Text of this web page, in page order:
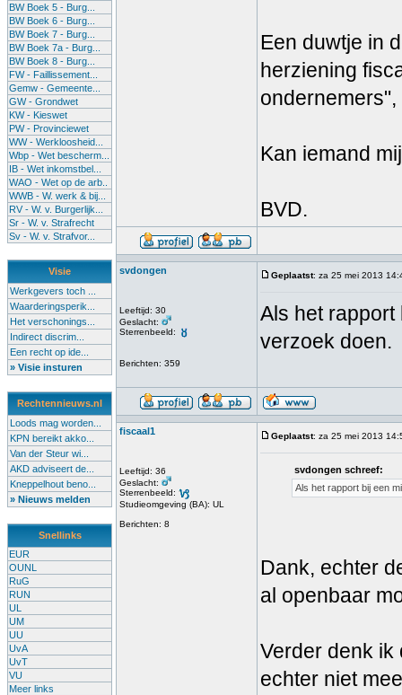
BW Boek 5 - Burg...
BW Boek 6 - Burg...
BW Boek 7 - Burg...
BW Boek 7a - Burg...
BW Boek 8 - Burg...
FW - Faillissement...
Gemw - Gemeente...
GW - Grondwet
KW - Kieswet
PW - Provinciewet
WW - Werkloosheid...
Wbp - Wet bescherm...
IB - Wet inkomstbel...
WAO - Wet op de arb..
WWB - W. werk & bij...
RV - W. v. Burgerlijk...
Sr - W. v. Strafrecht
Sv - W. v. Strafvor...
Visie
Werkgevers toch ...
Waarderingsperik...
Het verschonings...
Indirect discrim...
Een recht op ide...
» Visie insturen
Rechtennieuws.nl
Loods mag worden...
KPN bereikt akko...
Van der Steur wi...
AKD adviseert de...
Kneppelhout beno...
» Nieuws melden
Snellinks
EUR
OUNL
RuG
RUN
UL
UM
UU
UvA
UvT
VU
Meer links
Een duwtje in
herziening
Kan iemand
BVD.
svdongen
Leeftijd: 30
Geslacht:
Sterrenbeeld:
Berichten: 359
Geplaatst: za 25 mei 2013
Als het rapport
verzoek doen.
fiscaal1
Leeftijd: 36
Geslacht:
Sterrenbeeld:
Studieomgeving (BA): UL
Berichten: 8
Geplaatst: za 25 mei 2013
svdongen schreef:
Als het rapport bij een
Dank, echter
al openbaar
Verder denk ik
echter niet